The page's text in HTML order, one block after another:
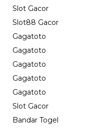
Slot Gacor
Slot88 Gacor
Gagatoto
Gagatoto
Gagatoto
Gagatoto
Gagatoto
Slot Gacor
Bandar Togel